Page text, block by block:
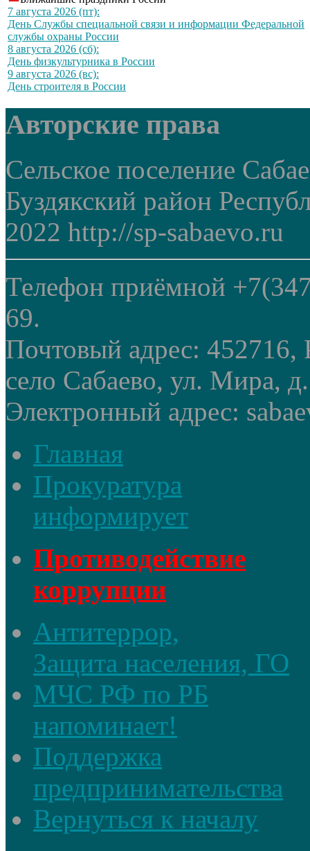
7 августа 2026 (пт):
День Службы специальной связи и информации Федеральной
службы охраны России
8 августа 2026 (сб):
День физкультурника в России
9 августа 2026 (вс):
День строителя в России
Авторские права
Сельское поселение
Буздякский район
2022 http://sp-sabaevo.ru
Телефон приёмной
69.
Почтовый адрес: 452716,
село Сабаево, ул. Мира,
Электронный адрес:
Главная
Прокуратура
информирует
Противодействие
коррупции
Антитеррор,
Защита населения, ГО
МЧС РФ по РБ
напоминает!
Поддержка
предпринимательства
Вернуться к началу